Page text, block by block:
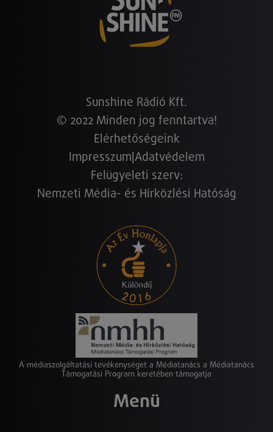
Sunshine Rádió Kft.
© 2022 Minden jog fenntartva!
Elérhetőségeink
Impresszum Adatvédelem
Felügyeleti szerv:
Nemzeti Média- és Hírközlési Hatóság
A médiaszolgáltatási tevékenységet a Médiatanács a Médiatanács
Támogatási Program keretében támogatja
Menü